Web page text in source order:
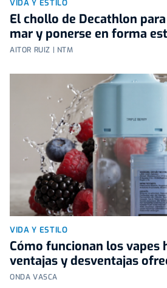
VIDA Y ESTILO
El chollo de Decathlon
mar y ponerse en forma
AITOR RUIZ | NTM
VIDA Y ESTILO
Cómo funcionan los vapes
ventajas y desventajas
ONDA VASCA